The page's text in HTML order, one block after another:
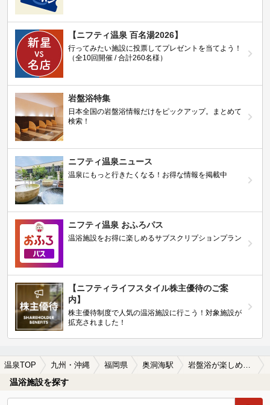
【ニフティ温泉 百名湯2026】
行ってみたい施設に投票してプレゼントを当てよう！
（全10回開催 / 合計260名様）
岩盤浴特集
日本全国の岩盤浴情報だけをピックアップ。まとめて
検索！
ニフティ温泉ニュース
温泉にもっと行きたくなる！お得な情報を掲載中
ニフティ温泉 おふろパス
温浴施設をお得に楽しめるサブスクリプションプラン
【ニフティライフスタイル株主優待のご案
内】
株主優待制度で人気の温浴施設に行こう！対象施設が
拡充されました！
温泉TOP 九州・沖縄 福岡県 奥洞海駅
温浴施設を探す